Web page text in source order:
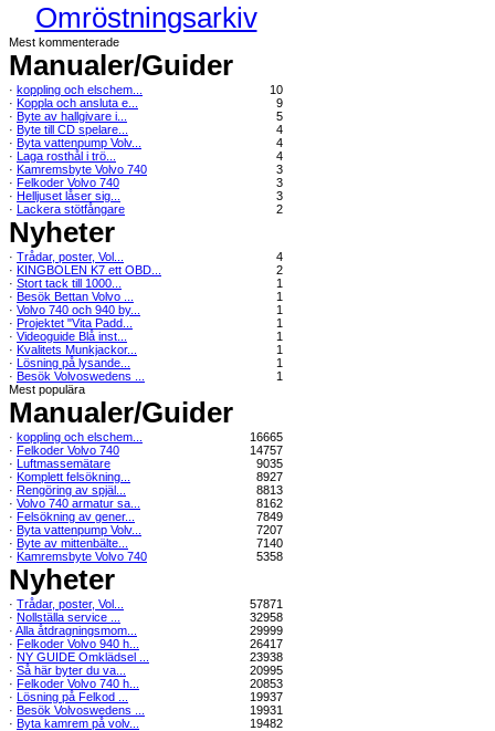
Omröstningsarkiv
Mest kommenterade
Manualer/Guider
· koppling och elschem...
10
· Koppla och ansluta e...
9
· Byte av hallgivare i...
5
· Byte till CD spelare...
4
· Byta vattenpump Volv...
4
· Laga rosthål i trö...
4
· Kamremsbyte Volvo 740
3
· Felkoder Volvo 740
3
· Helljuset låser sig...
3
· Lackera stötfångare 2
Nyheter
· Trådar, poster, Vol...
4
· KINGBOLEN K7 ett OBD...
2
· Stort tack till 1000...
1
· Besök Bettan Volvo ...
1
· Volvo 740 och 940 by...
1
· Projektet "Vita Padd...
1
· Videoguide Blå inst...
1
· Kvalitets Munkjackor...
1
· Lösning på lysande...
1
· Besök Volvoswedens ...
1
Mest populära
Manualer/Guider
· koppling och elschem...
16665
· Felkoder Volvo 740
14757
· Luftmassemätare
9035
· Komplett felsökning...
8927
· Rengöring av spjäl...
8813
· Volvo 740 armatur sa...
8162
· Felsökning av gener...
7849
· Byta vattenpump Volv...
7207
· Byte av mittenbälte...
7140
· Kamremsbyte Volvo 740 5358
Nyheter
· Trådar, poster, Vol...
57871
· Nollställa service ...
32958
· Alla åtdragningsmom...
29999
· Felkoder Volvo 940 h...
26417
· NY GUIDE Omklädsel ...
23938
· Så här byter du va...
20995
· Felkoder Volvo 740 h...
20853
· Lösning på Felkod ...
19937
· Besök Volvoswedens ...
19931
· Byta kamrem på volv...
19482